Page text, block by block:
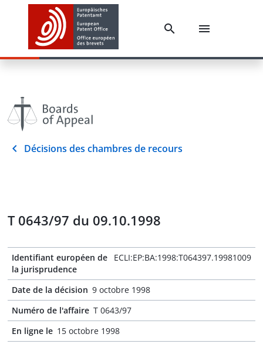
Décisions des chambres de recours
T 0643/97 du 09.10.1998
Identifiant européen de
la jurisprudence
ECLI:EP:BA:1998:T064397.19981009
Date de la décision 9 octobre 1998
Numéro de l'affaire T 0643/97
En ligne le 15 octobre 1998